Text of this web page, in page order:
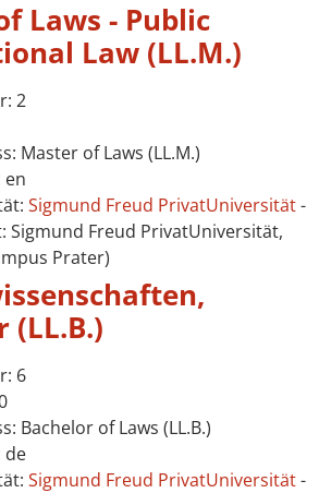
Laws - Public
Law (LL.M.)
2
Master of Laws (LL.M.)
en
Sigmund Freud PrivatUniversität-
Sigmund Freud PrivatUniversität,
Prater)
(LL.B.)
6
Bachelor of Laws (LL.B.)
de
Sigmund Freud PrivatUniversität-